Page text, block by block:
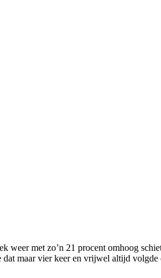
weer met zo’n 21 procent omhoog
maar vier keer en vrijwel altijd volgde